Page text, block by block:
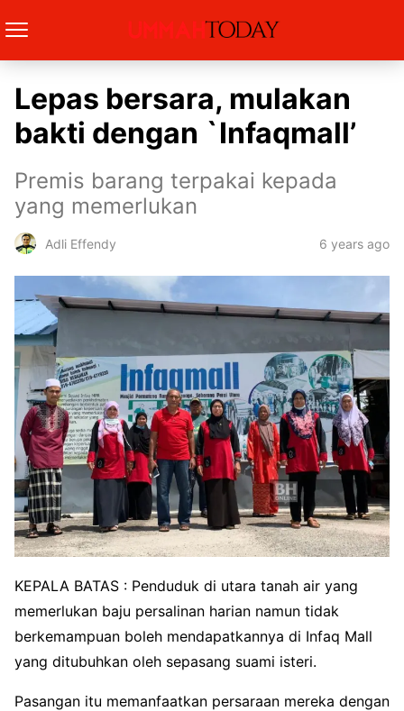
Lepas bersara, mulakan
bakti dengan `Infaqmall’
Premis barang terpakai kepada
yang memerlukan
Adli Effendy 6 years ago
KEPALA BATAS : Penduduk di utara tanah air yang
memerlukan baju persalinan harian namun tidak
berkemampuan boleh mendapatkannya di Infaq Mall
yang ditubuhkan oleh sepasang suami isteri.
Pasangan itu memanfaatkan persaraan mereka dengan